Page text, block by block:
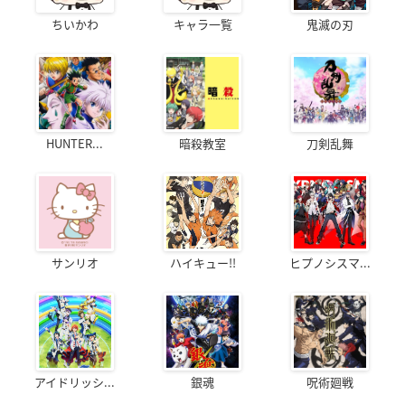
ちいかわ キャラ一覧 鬼滅の刃
HUNTER... 暗殺教室 刀剣乱舞
サンリオ ハイキュー!! ヒプノシスマ...
アイドリッシ... 銀魂 呪術廻戦